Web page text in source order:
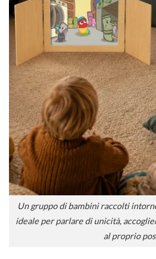
Un gruppo di bambini raccolti
ideale per parlare di unicità,
al proprio